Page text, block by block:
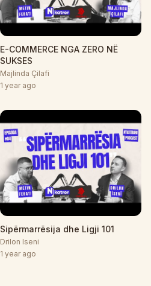
E-COMMERCE NGA ZERO NË
SUKSES
Majlinda Çilafi
1 year ago
Sipërmarrësija dhe Ligji 101
Drilon Iseni
1 year ago